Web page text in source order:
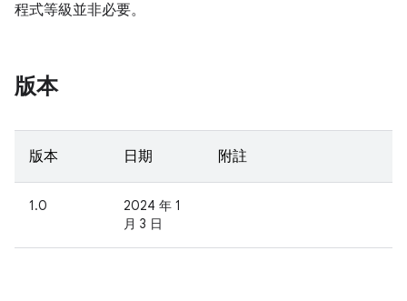
程式等級並非必要。
版本
版本 日期 附註
1.0
2024 年 1
月 3 日